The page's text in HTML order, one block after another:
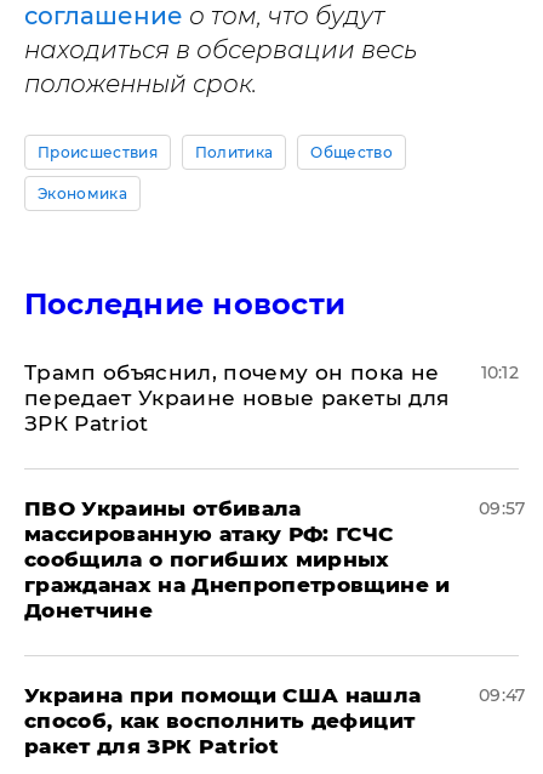
соглашение о том, что будут
находиться в обсервации весь
положенный срок.
Происшествия Политика Общество
Экономика
Последние новости
Трамп объяснил, почему он пока не
передает Украине новые ракеты для
ЗРК Patriot
10:12
ПВО Украины отбивала
массированную атаку РФ: ГСЧС
сообщила о погибших мирных
гражданах на Днепропетровщине и
Донетчине
09:57
Украина при помощи США нашла
способ, как восполнить дефицит
ракет для ЗРК Patriot
09:47